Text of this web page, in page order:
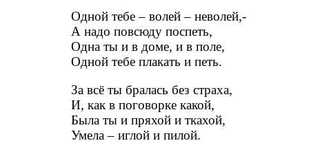
Одной тебе – волей – неволей,-
А надо повсюду поспеть,
Одна ты и в доме, и в поле,
Одной тебе плакать и петь.
За всё ты бралась без страха,
И, как в поговорке какой,
Была ты и пряхой и ткахой,
Умела – иглой и пилой.